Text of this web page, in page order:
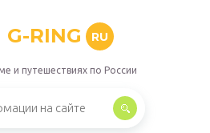
G-RING RU
и путешествиях по России